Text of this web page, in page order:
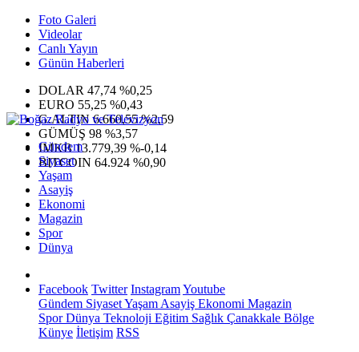
Foto Galeri
Videolar
Canlı Yayın
Günün Haberleri
DOLAR 47,74 %0,25
EURO 55,25 %0,43
G.ALTIN6.660,55 %2,59
GÜMÜŞ 98 %3,57
IMKB13.779,39 %-0,14
BITCOIN 64.924 %0,90
Gündem
Siyaset
Yaşam
Asayiş
Ekonomi
Magazin
Spor
Dünya
Facebook Twitter InstagramYoutube
Gündem SiyasetYaşam Asayiş Ekonomi Magazin
SporDünya Teknoloji Eğitim Sağlık Çanakkale Bölge
Künye İletişim RSS